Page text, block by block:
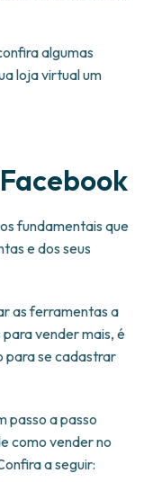
algumas
loja virtual um
fundamentais que
e dos seus
as ferramentas a
vender mais, é
para se cadastrar
passo a passo
como vender no
a seguir: